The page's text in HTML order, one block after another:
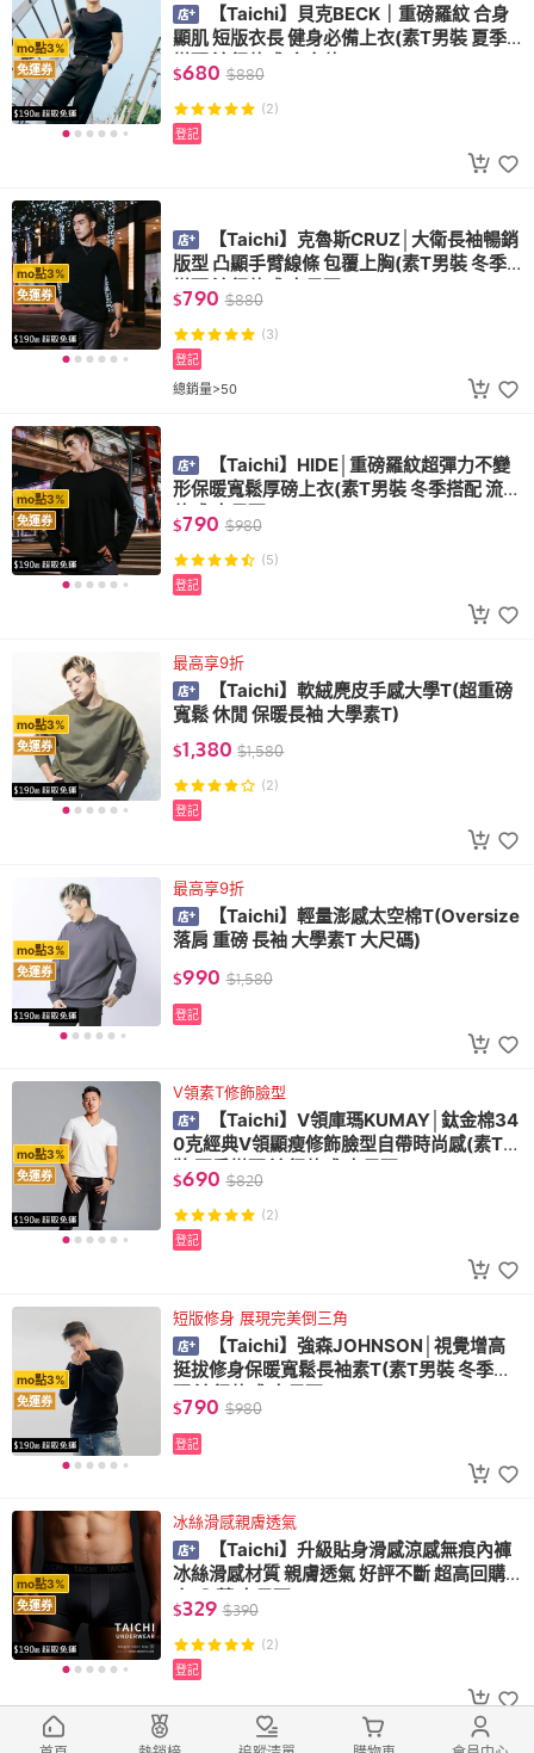
mo點3%
免運券
【Taichi】貝克BECK｜重磅羅紋 合身
顯肌 短版衣長 健身必備上衣(素T男裝 夏季
搭配 流行款式 合身款)
$680 $880
(2)
登記
mo點3%
免運券
【Taichi】克魯斯CRUZ│大衛長袖暢銷
版型 凸顯手臂線條 包覆上胸(素T男裝 冬季
搭配 流行款式 大尺碼)
$790 $880
(3)
總銷量>50
登記
mo點3%
免運券
【Taichi】HIDE│重磅羅紋超彈力不變
形保暖寬鬆厚磅上衣(素T男裝 冬季搭配 流行
款式 大尺碼)
$790 $980
(5)
登記
mo點3%
免運券
最高享9折
【Taichi】軟絨麂皮手感大學T(超重磅
寬鬆 休閒 保暖長袖 大學素T)
$1,380 $1,580
(2)
登記
mo點3%
免運券
最高享9折
【Taichi】輕量澎感太空棉T(Oversize
落肩 重磅 長袖 大學素T 大尺碼)
$990 $1,580
登記
mo點3%
免運券
V領素T修飾臉型
【Taichi】V領庫瑪KUMAY│鈦金棉34
0克經典V領顯瘦修飾臉型自帶時尚感(素T男
裝 夏季搭配 流行款式 大尺碼)
$690 $820
(2)
登記
mo點3%
免運券
短版修身 展現完美倒三角
【Taichi】強森JOHNSON│視覺增高
挺拔修身保暖寬鬆長袖素T(素T男裝 冬季搭
配 流行款式 大尺碼)
$790 $980
登記
mo點3%
免運券
冰絲滑感親膚透氣
【Taichi】升級貼身滑感涼感無痕內褲
冰絲滑感材質 親膚透氣 好評不斷 超高回購
率(內著 大尺碼)
$329 $390
(2)
登記
都會女伶U領顯腰 T 修身剪裁